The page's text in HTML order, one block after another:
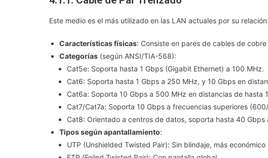
Este medio es el más utilizado en las LAN actuales por su
Características físicas: Consiste en pares de cables de
Categorías (según ANSI/TIA-568):
Cat5e: Soporta hasta 1 Gbps (Gigabit Ethernet) a 100 MHz.
Cat6: Soporta hasta 1 Gbps a 250 MHz, y 10 Gbps en
Cat6a: Soporta 10 Gbps a 500 MHz en distancias de hasta
Cat7/Cat7a: Soporta 10 Gbps a frecuencias superiores
Cat8: Orientado a centros de datos, soporta hasta 40 Gbps
Tipos según apantallamiento:
UTP (Unshielded Twisted Pair): Sin blindaje, más